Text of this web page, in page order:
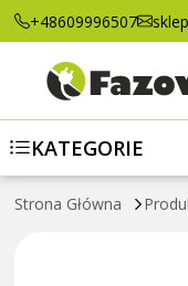
+48609996507
KATEGORIE
Strona Główna
Łącznik